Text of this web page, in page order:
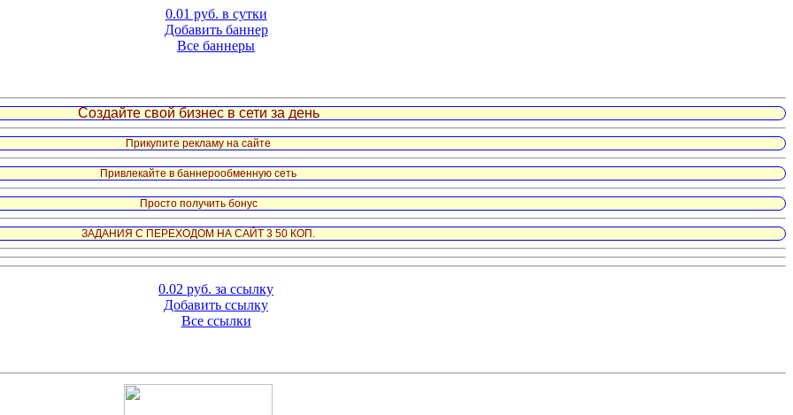
0.01 руб. в сутки
Добавить баннер
Все баннеры
Создайте свой бизнес в сети за день
Прикупите рекламу на сайте
Привлекайте в баннерообменную сеть
Просто получить бонус
ЗАДАНИЯ С ПЕРЕХОДОМ НА САЙТ 3 50 КОП.
0.02 руб. за ссылку
Добавить ссылку
Все ссылки